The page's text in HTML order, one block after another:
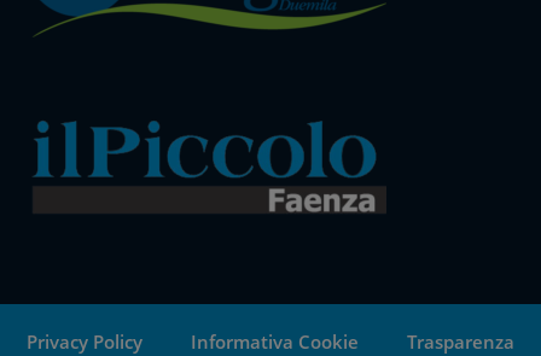
Privacy Policy Informativa Cookie Trasparenza